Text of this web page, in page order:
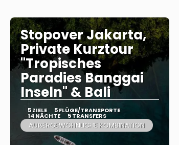
Stopover Jakarta,
Private Kurztour
"Tropisches
Paradies Banggai
Inseln" & Bali
5 ZIELE 5 FLÜGE/TRANSPORTE
14 NÄCHTE 5 TRANSFERS
AUßERGEWÖHNLICHE KOMBINATION